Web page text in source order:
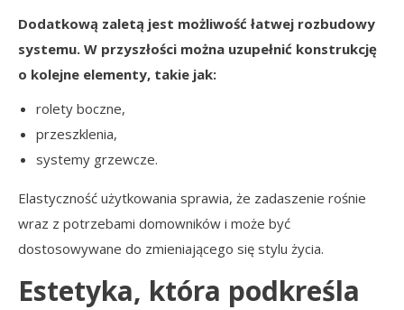
Dodatkową zaletą jest możliwość łatwej rozbudowy
systemu. W przyszłości można uzupełnić konstrukcję
o kolejne elementy, takie jak:
rolety boczne,
przeszklenia,
systemy grzewcze.
Elastyczność użytkowania sprawia, że zadaszenie rośnie
wraz z potrzebami domowników i może być
dostosowywane do zmieniającego się stylu życia.
Estetyka, która podkreśla